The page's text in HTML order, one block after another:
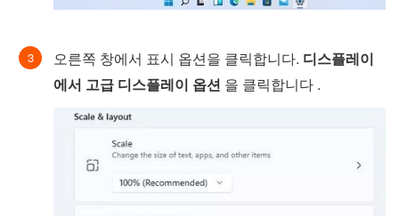
오른쪽 창에서 표시 옵션을 클릭합니다. 디스플레이
에서 고급 디스플레이 옵션 을 클릭합니다 .